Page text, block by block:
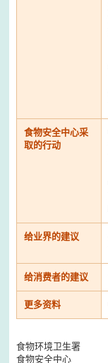
食物安全中心采
取的行动
给业界的建议
给消费者的建议
更多资料
食物环境卫生署
食物安全中心